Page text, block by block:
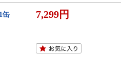
缶
7,299円